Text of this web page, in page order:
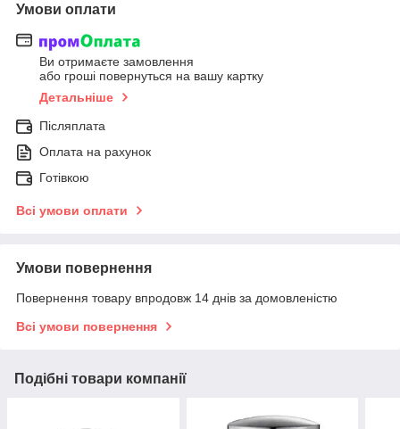
Умови оплати
Ви отримаєте замовлення
або гроші повернуться на вашу картку
Детальніше
Післяплата
Оплата на рахунок
Готівкою
Всі умови оплати
Умови повернення
Повернення товару впродовж 14 днів за домовленістю
Всі умови повернення
Подібні товари компанії